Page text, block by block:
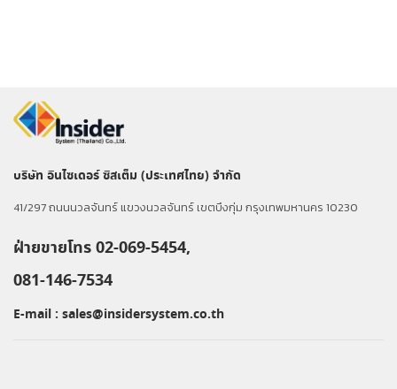
บริษัท อินไซเดอร์ ซิสเต็ม (ประเทศไทย) จำกัด
41/297 ถนนนวลจันทร์ แขวงนวลจันทร์ เขตบึงกุ่ม กรุงเทพมหานคร 10230
ฝ่ายขายโทร 02-069-5454,
081-146-7534
E-mail : sales@insidersystem.co.th